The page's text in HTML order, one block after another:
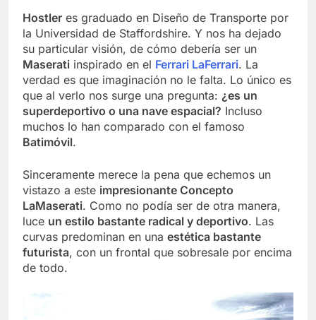
Hostler es graduado en Diseño de Transporte por
la Universidad de Staffordshire. Y nos ha dejado
su particular visión, de cómo debería ser un
Maserati inspirado en el Ferrari LaFerrari. La
verdad es que imaginación no le falta. Lo único es
que al verlo nos surge una pregunta: ¿es un
superdeportivo o una nave espacial? Incluso
muchos lo han comparado con el famoso
Batimóvil.
Sinceramente merece la pena que echemos un
vistazo a este impresionante Concepto
LaMaserati. Como no podía ser de otra manera,
luce un estilo bastante radical y deportivo. Las
curvas predominan en una estética bastante
futurista, con un frontal que sobresale por encima
de todo.